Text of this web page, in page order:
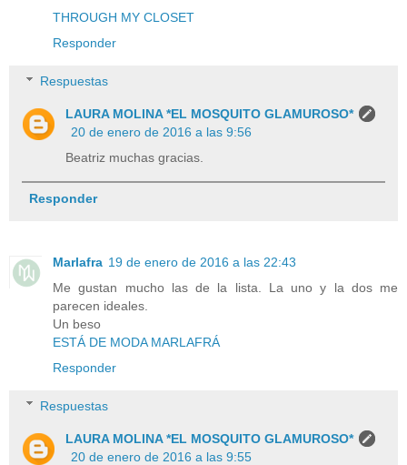
THROUGH MY CLOSET
Responder
Respuestas
LAURA MOLINA *EL MOSQUITO GLAMUROSO*
20 de enero de 2016 a las 9:56
Beatriz muchas gracias.
Responder
Marlafra 19 de enero de 2016 a las 22:43
Me gustan mucho las de la lista. La uno y la dos me
parecen ideales.
Un beso
ESTÁ DE MODA MARLAFRÁ
Responder
Respuestas
LAURA MOLINA *EL MOSQUITO GLAMUROSO*
20 de enero de 2016 a las 9:55